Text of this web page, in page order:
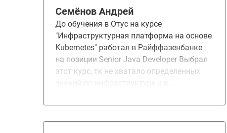
проходить темы курса в произвольном
порядке и в удобное время, понравилось
большинство ДЗ, они были полезны.
Возможно стоит добавить что-то, что
напрямую бы касалось подготовки к
экзамену CKA (Certified Kubernetes
Administrator), какие-то примеры того, что
которых мало касался до этого. В
Семёнов Андрей
До обучения в Отус на курсе
"Инфраструктурная платформа на основе
Kubernetes" работал в Райффазенбанке
на позиции Senior Java Developer Выбрал
этот курс, тк не хватало определенных
архитектор Понравилось: a) Сильная